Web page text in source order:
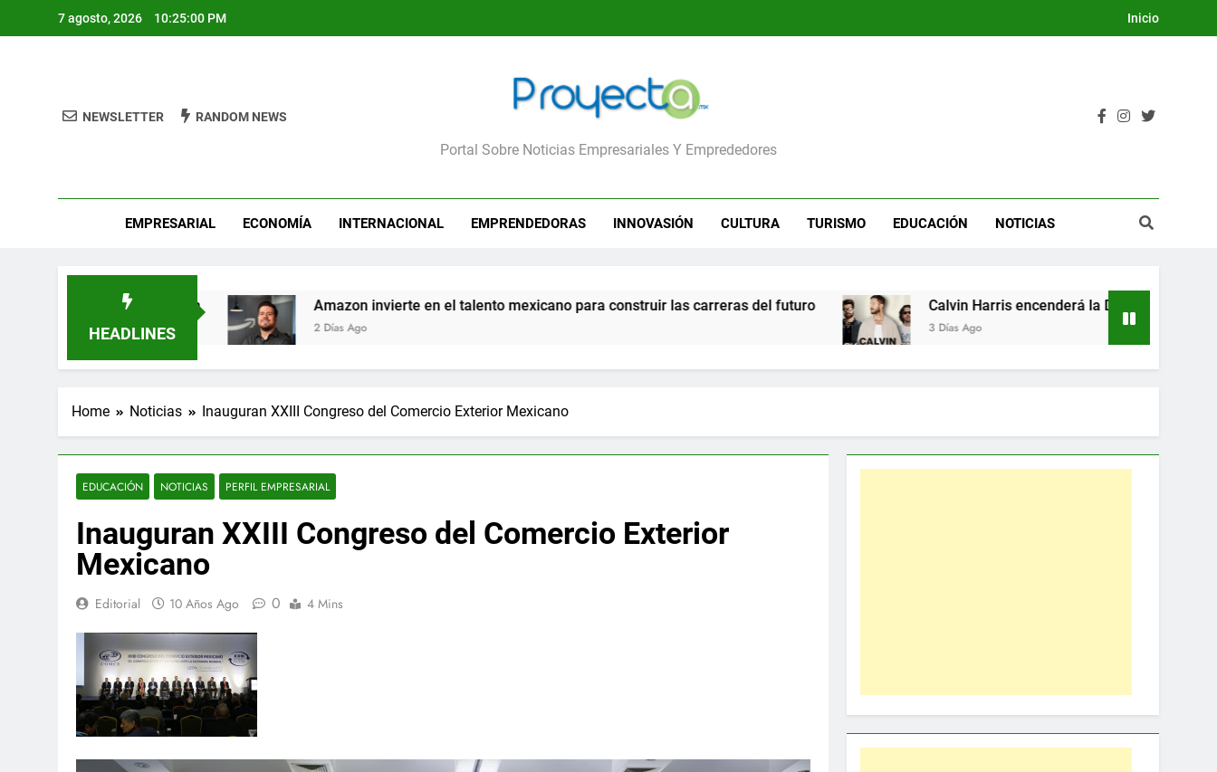
7 agosto, 2026 10:25:01 PM Inicio
ProyectaPortal Sobre Noticias Empresariales Y Emprededores
NEWSLETTER RANDOM NEWS
EMPRESARIAL ECONOMÍA INTERNACIONAL EMPRENDEDORAS INNOVASIÓN CULTURA TURISMO EDUCACIÓN NOTICIAS
HEADLINES
Amazon invierte en el talento mexicano para construir las carreras del futuro
2 Días Ago
Calvin Harris encenderá la Dream Night del Festival
3 Días Ago
Home Noticias Inauguran XXIII Congreso del Comercio Exterior Mexicano
EDUCACIÓN NOTICIAS PERFIL EMPRESARIAL
Inauguran XXIII Congreso del Comercio Exterior
Mexicano
Editorial 10 Años Ago 0 4 Mins